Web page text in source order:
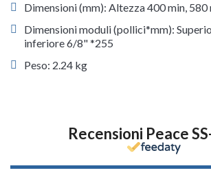
Dimensioni (mm): Altezza 400 min, 580
Dimensioni moduli (pollici*mm):
inferiore 6/8" *255
Peso: 2.24 kg
Recensioni Peace